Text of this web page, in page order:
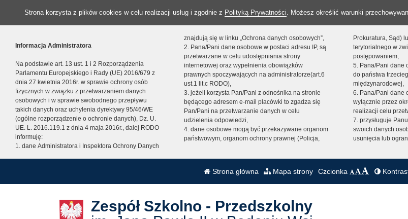
Strona korzysta z plików cookies w celu realizacji usług i zgodnie z Polityką Prywatności. Możesz określić warunki
Informacja Administratora
Na podstawie art. 13 ust. 1 i 2 Rozporządzenia
Parlamentu Europejskiego i Rady (UE) 2016/679 z
dnia 27 kwietnia 2016r. w sprawie ochrony osób
fizycznych w związku z przetwarzaniem danych
osobowych i w sprawie swobodnego przepływu
takich danych oraz uchylenia dyrektywy 95/46/WE
(ogólne rozporządzenie o ochronie danych), Dz. U.
UE. L. 2016.119.1 z dnia 4 maja 2016r., dalej RODO
informuję:
1. dane Administratora i Inspektora Ochrony Danych
znajdują się w linku „Ochrona danych osobowych”,
2. Pana/Pani dane osobowe w postaci adresu IP, są
przetwarzane w celu udostępniania strony
internetowej oraz wypełnienia obowiązków
prawnych spoczywających na administratorze(art.6
ust.1 lit.c RODO),
3. jeżeli korzysta Pan/Pani z odnośnika na stronie
będącego adresem e-mail placówki to zgadza się
Pan/Pani na przetwarzanie danych w celu
udzielenia odpowiedzi,
4. dane osobowe mogą być przekazywane organom
państwowym, organom ochrony prawnej (Policja,
Prokuratura, Sąd)
terytorialnego w
postępowaniem,
5. Pana/Pani dane
do państwa
międzynarodowej,
6. Pana/Pani dane
wyłącznie przez
realizacji celu
7. przysługuje
swoich danych
usunięcia lub
Strona główna Mapa strony Czcionka
Zespół Szkolno - Przedszkolny